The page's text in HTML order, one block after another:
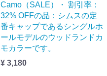
Camo（SALE）・ 割引率：
32% OFFの品：シムスの定
番キャップであるシングルホ
ールモデルのウッドランドカ
モカラーです。
¥ 3,180